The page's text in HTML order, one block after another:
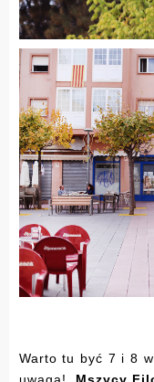
Warto tu być 7 i 8
uwaga!, Mszycy